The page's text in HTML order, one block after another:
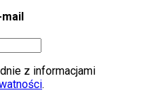
z informacjami
.